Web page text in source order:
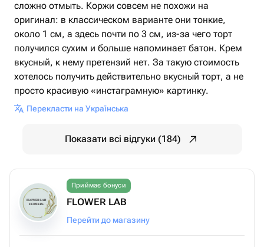
сложно отмыть. Коржи совсем не похожи на
оригинал: в классическом варианте они тонкие,
около 1 см, а здесь почти по 3 см, из-за чего торт
получился сухим и больше напоминает батон. Крем
вкусный, к нему претензий нет. За такую стоимость
хотелось получить действительно вкусный торт, а не
просто красивую «инстаграмную» картинку.
Перекласти на Українська
Показати всі відгуки (184)
Приймає бонуси
FLOWER LAB
Перейти до магазину